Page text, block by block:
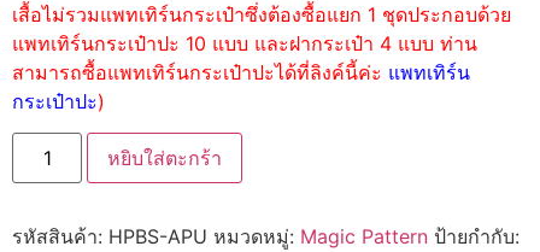
เสื้อไม่รวมแพทเทิร์นกระเป๋าซึ่งต้องซื้อแยก 1 ชุดประกอบด้วย
แพทเทิร์นกระเป๋าปะ 10 แบบ และฝากระเป๋า 4 แบบ ท่าน
สามารถซื้อแพทเทิร์นกระเป๋าปะได้ที่ลิงค์นี้ค่ะ แพทเทิร์น
กระเป๋าปะ)
หยิบใส่ตะกร้า
รหัสสินค้า: HPBS-APU หมวดหมู่: Magic Pattern ป้ายกำกับ: